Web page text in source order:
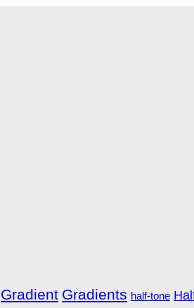
Gradient Gradients half-tone